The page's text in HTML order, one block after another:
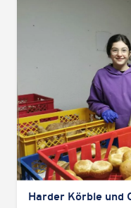
Harder Körble und